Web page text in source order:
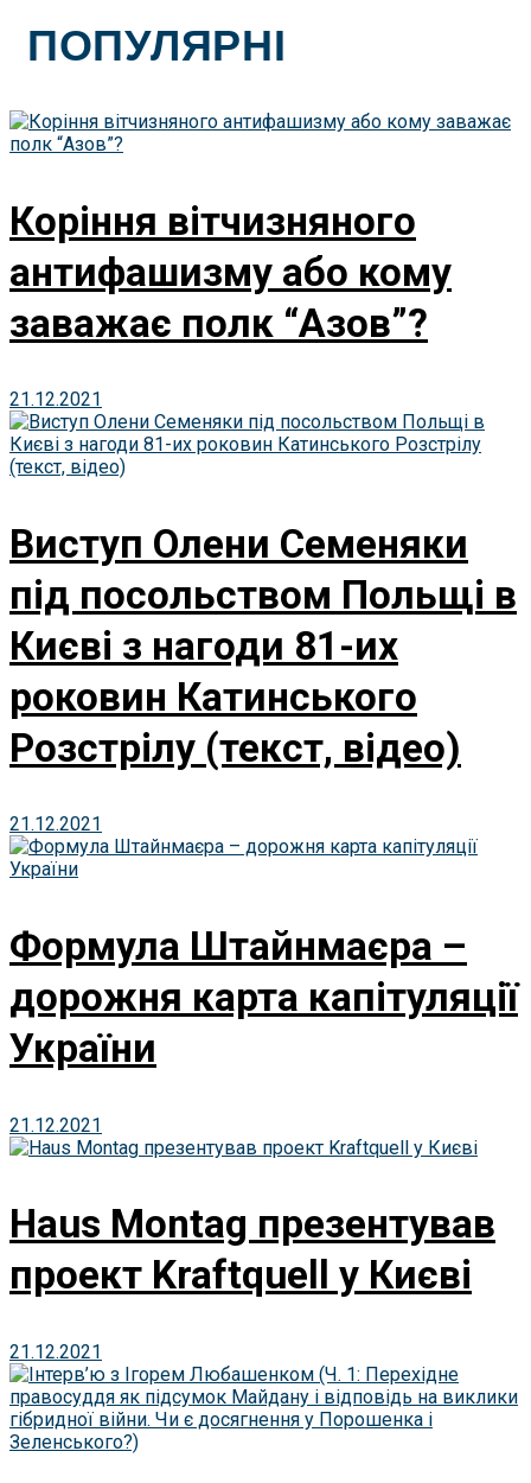
ПОПУЛЯРНІ
Коріння вітчизняного
антифашизму або кому
заважає полк “Азов”?
21.12.2021
Виступ Олени Семеняки
під посольством Польщі в
Києві з нагоди 81-их
роковин Катинського
Розстрілу (текст, відео)
21.12.2021
Формула Штайнмаєра –
дорожня карта капітуляції
України
21.12.2021
Haus Montag презентував
проект Kraftquell у Києві
21.12.2021